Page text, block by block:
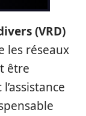
(VRD)
les réseaux
être